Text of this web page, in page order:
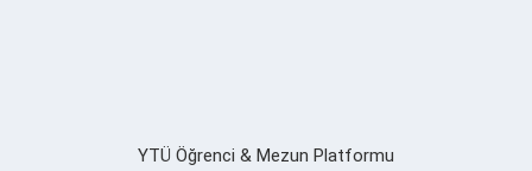
YTÜ Öğrenci & Mezun Platformu